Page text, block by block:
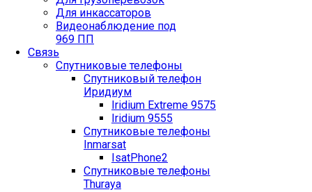
Для инкассаторов
Видеонаблюдение под
969 ПП
Связь
Спутниковые телефоны
Спутниковый телефон
Иридиум
Iridium Extreme 9575
Iridium 9555
Спутниковые телефоны
Inmarsat
IsatPhone2
Спутниковые телефоны
Thuraya